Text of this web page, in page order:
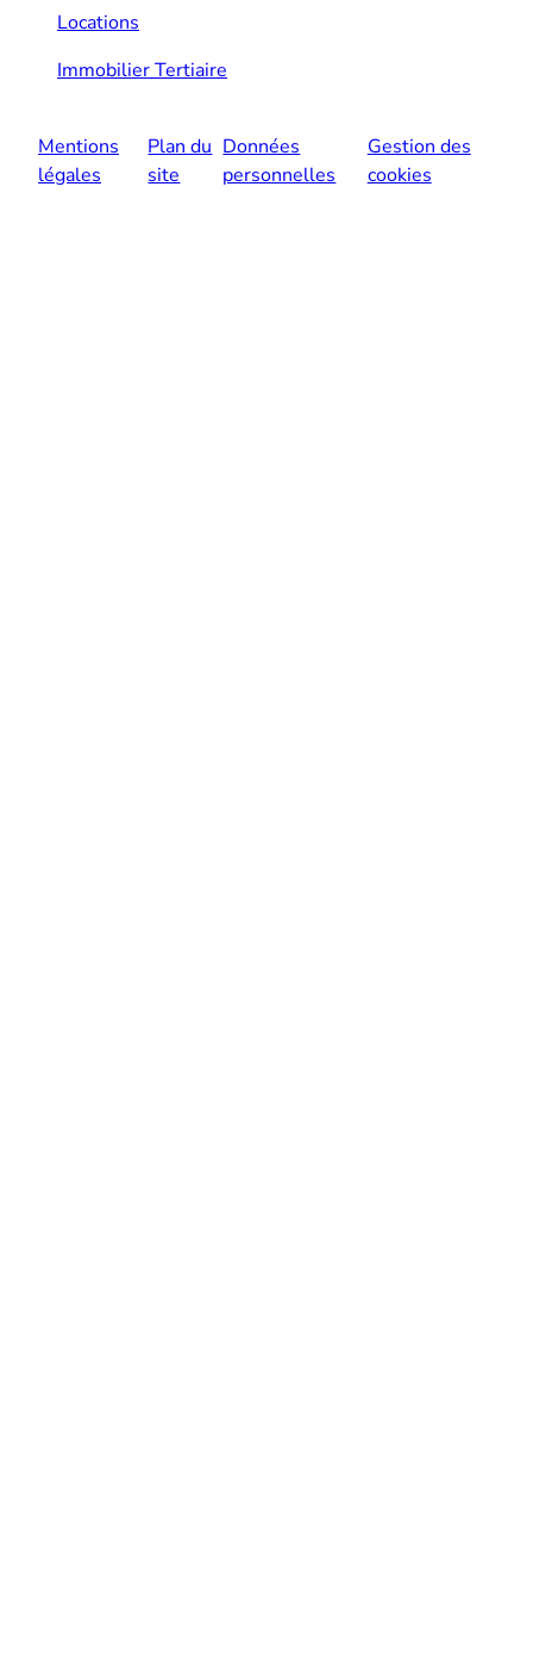
Locations
Immobilier Tertiaire
Mentions
légales
Plan du
site
Données
personnelles
Gestion des
cookies